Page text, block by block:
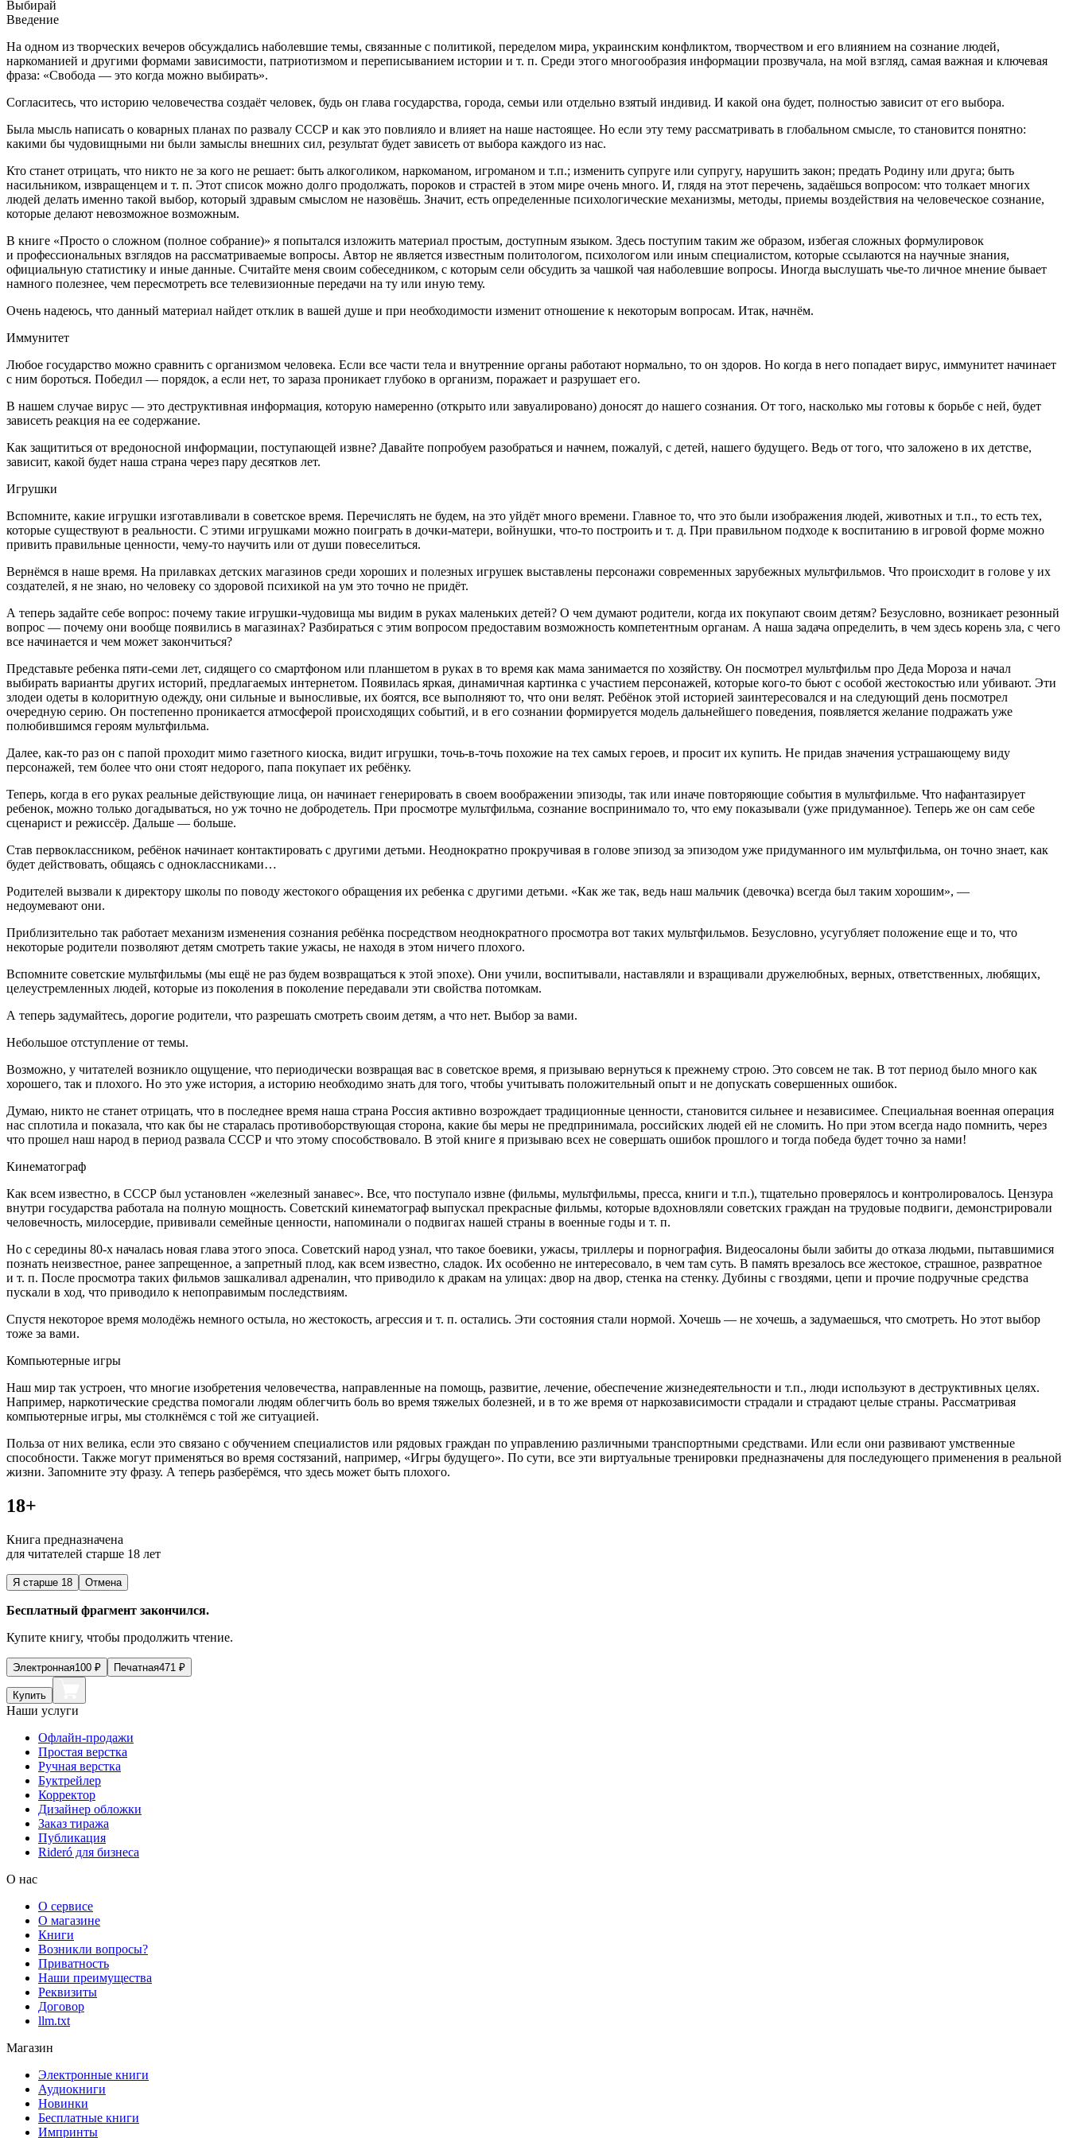
Выбирай
Введение
На одном из творческих вечеров обсуждались наболевшие темы, связанные с политикой, переделом мира, украинским конфликтом, творчеством и его влиянием на сознание людей,
наркоманией и другими формами зависимости, патриотизмом и переписыванием истории и т. п. Среди этого многообразия информации прозвучала, на мой взгляд, самая важная и ключевая
фраза: «Свобода — это когда можно выбирать».
Согласитесь, что историю человечества создаёт человек, будь он глава государства, города, семьи или отдельно взятый индивид. И какой она будет, полностью зависит от его выбора.
Была мысль написать о коварных планах по развалу СССР и как это повлияло и влияет на наше настоящее. Но если эту тему рассматривать в глобальном смысле, то становится понятно:
какими бы чудовищными ни были замыслы внешних сил, результат будет зависеть от выбора каждого из нас.
Кто станет отрицать, что никто не за кого не решает: быть алкоголиком, наркоманом, игроманом и т.п.; изменить супруге или супругу, нарушить закон; предать Родину или друга; быть
насильником, извращенцем и т. п. Этот список можно долго продолжать, пороков и страстей в этом мире очень много. И, глядя на этот перечень, задаёшься вопросом: что толкает многих
людей делать именно такой выбор, который здравым смыслом не назовёшь. Значит, есть определенные психологические механизмы, методы, приемы воздействия на человеческое сознание,
которые делают невозможное возможным.
В книге «Просто о сложном (полное собрание)» я попытался изложить материал простым, доступным языком. Здесь поступим таким же образом, избегая сложных формулировок
и профессиональных взглядов на рассматриваемые вопросы. Автор не является известным политологом, психологом или иным специалистом, которые ссылаются на научные знания,
официальную статистику и иные данные. Считайте меня своим собеседником, с которым сели обсудить за чашкой чая наболевшие вопросы. Иногда выслушать чье-то личное мнение бывает
намного полезнее, чем пересмотреть все телевизионные передачи на ту или иную тему.
Очень надеюсь, что данный материал найдет отклик в вашей душе и при необходимости изменит отношение к некоторым вопросам. Итак, начнём.
Иммунитет
Любое государство можно сравнить с организмом человека. Если все части тела и внутренние органы работают нормально, то он здоров. Но когда в него попадает вирус, иммунитет начинает
с ним бороться. Победил — порядок, а если нет, то зараза проникает глубоко в организм, поражает и разрушает его.
В нашем случае вирус — это деструктивная информация, которую намеренно (открыто или завуалировано) доносят до нашего сознания. От того, насколько мы готовы к борьбе с ней, будет
зависеть реакция на ее содержание.
Как защититься от вредоносной информации, поступающей извне? Давайте попробуем разобраться и начнем, пожалуй, с детей, нашего будущего. Ведь от того, что заложено в их детстве,
зависит, какой будет наша страна через пару десятков лет.
Игрушки
Вспомните, какие игрушки изготавливали в советское время. Перечислять не будем, на это уйдёт много времени. Главное то, что это были изображения людей, животных и т.п., то есть тех,
которые существуют в реальности. С этими игрушками можно поиграть в дочки-матери, войнушки, что-то построить и т. д. При правильном подходе к воспитанию в игровой форме можно
привить правильные ценности, чему-то научить или от души повеселиться.
Вернёмся в наше время. На прилавках детских магазинов среди хороших и полезных игрушек выставлены персонажи современных зарубежных мультфильмов. Что происходит в голове у их
создателей, я не знаю, но человеку со здоровой психикой на ум это точно не придёт.
А теперь задайте себе вопрос: почему такие игрушки-чудовища мы видим в руках маленьких детей? О чем думают родители, когда их покупают своим детям? Безусловно, возникает резонный
вопрос — почему они вообще появились в магазинах? Разбираться с этим вопросом предоставим возможность компетентным органам. А наша задача определить, в чем здесь корень зла, с чего
все начинается и чем может закончиться?
Представьте ребенка пяти-семи лет, сидящего со смартфоном или планшетом в руках в то время как мама занимается по хозяйству. Он посмотрел мультфильм про Деда Мороза и начал
выбирать варианты других историй, предлагаемых интернетом. Появилась яркая, динамичная картинка с участием персонажей, которые кого-то бьют с особой жестокостью или убивают. Эти
злодеи одеты в колоритную одежду, они сильные и выносливые, их боятся, все выполняют то, что они велят. Ребёнок этой историей заинтересовался и на следующий день посмотрел
очередную серию. Он постепенно проникается атмосферой происходящих событий, и в его сознании формируется модель дальнейшего поведения, появляется желание подражать уже
полюбившимся героям мультфильма.
Далее, как-то раз он с папой проходит мимо газетного киоска, видит игрушки, точь-в-точь похожие на тех самых героев, и просит их купить. Не придав значения устрашающему виду
персонажей, тем более что они стоят недорого, папа покупает их ребёнку.
Теперь, когда в его руках реальные действующие лица, он начинает генерировать в своем воображении эпизоды, так или иначе повторяющие события в мультфильме. Что нафантазирует
ребенок, можно только догадываться, но уж точно не добродетель. При просмотре мультфильма, сознание воспринимало то, что ему показывали (уже придуманное). Теперь же он сам себе
сценарист и режиссёр. Дальше — больше.
Став первоклассником, ребёнок начинает контактировать с другими детьми. Неоднократно прокручивая в голове эпизод за эпизодом уже придуманного им мультфильма, он точно знает, как
будет действовать, общаясь с одноклассниками…
Родителей вызвали к директору школы по поводу жестокого обращения их ребенка с другими детьми. «Как же так, ведь наш мальчик (девочка) всегда был таким хорошим», —
недоумевают они.
Приблизительно так работает механизм изменения сознания ребёнка посредством неоднократного просмотра вот таких мультфильмов. Безусловно, усугубляет положение еще и то, что
некоторые родители позволяют детям смотреть такие ужасы, не находя в этом ничего плохого.
Вспомните советские мультфильмы (мы ещё не раз будем возвращаться к этой эпохе). Они учили, воспитывали, наставляли и взращивали дружелюбных, верных, ответственных, любящих,
целеустремленных людей, которые из поколения в поколение передавали эти свойства потомкам.
А теперь задумайтесь, дорогие родители, что разрешать смотреть своим детям, а что нет. Выбор за вами.
Небольшое отступление от темы.
Возможно, у читателей возникло ощущение, что периодически возвращая вас в советское время, я призываю вернуться к прежнему строю. Это совсем не так. В тот период было много как
хорошего, так и плохого. Но это уже история, а историю необходимо знать для того, чтобы учитывать положительный опыт и не допускать совершенных ошибок.
Думаю, никто не станет отрицать, что в последнее время наша страна Россия активно возрождает традиционные ценности, становится сильнее и независимее. Специальная военная операция
нас сплотила и показала, что как бы не старалась противоборствующая сторона, какие бы меры не предпринимала, российских людей ей не сломить. Но при этом всегда надо помнить, через
что прошел наш народ в период развала СССР и что этому способствовало. В этой книге я призываю всех не совершать ошибок прошлого и тогда победа будет точно за нами!
Кинематограф
Как всем известно, в СССР был установлен «железный занавес». Все, что поступало извне (фильмы, мультфильмы, пресса, книги и т.п.), тщательно проверялось и контролировалось. Цензура
внутри государства работала на полную мощность. Советский кинематограф выпускал прекрасные фильмы, которые вдохновляли советских граждан на трудовые подвиги, демонстрировали
человечность, милосердие, прививали семейные ценности, напоминали о подвигах нашей страны в военные годы и т. п.
Но с середины 80-х началась новая глава этого эпоса. Советский народ узнал, что такое боевики, ужасы, триллеры и порнография. Видеосалоны были забиты до отказа людьми, пытавшимися
познать неизвестное, ранее запрещенное, а запретный плод, как всем известно, сладок. Их особенно не интересовало, в чем там суть. В память врезалось все жестокое, страшное, развратное
и т. п. После просмотра таких фильмов зашкаливал адреналин, что приводило к дракам на улицах: двор на двор, стенка на стенку. Дубины с гвоздями, цепи и прочие подручные средства
пускали в ход, что приводило к непоправимым последствиям.
Спустя некоторое время молодёжь немного остыла, но жестокость, агрессия и т. п. остались. Эти состояния стали нормой. Хочешь — не хочешь, а задумаешься, что смотреть. Но этот выбор
тоже за вами.
Компьютерные игры
Наш мир так устроен, что многие изобретения человечества, направленные на помощь, развитие, лечение, обеспечение жизнедеятельности и т.п., люди используют в деструктивных целях.
Например, наркотические средства помогали людям облегчить боль во время тяжелых болезней, и в то же время от наркозависимости страдали и страдают целые страны. Рассматривая
компьютерные игры, мы столкнёмся с той же ситуацией.
Польза от них велика, если это связано с обучением специалистов или рядовых граждан по управлению различными транспортными средствами. Или если они развивают умственные
способности. Также могут применяться во время состязаний, например, «Игры будущего». По сути, все эти виртуальные тренировки предназначены для последующего применения в реальной
жизни. Запомните эту фразу. А теперь разберёмся, что здесь может быть плохого.
18+
Книга предназначена
для читателей старше 18 лет
Я старше 18 Отмена
Бесплатный фрагмент закончился.
Купите книгу, чтобы продолжить чтение.
Электронная100 ₽ Печатная471 ₽
Купить
Наши услуги
Офлайн-продажи
Простая верстка
Ручная верстка
Буктрейлер
Корректор
Дизайнер обложки
Заказ тиража
Публикация
Rideró для бизнеса
О нас
О сервисе
О магазине
Книги
Возникли вопросы?
Приватность
Наши преимущества
Реквизиты
Договор
llm.txt
Магазин
Электронные книги
Аудиокниги
Новинки
Бесплатные книги
Импринты